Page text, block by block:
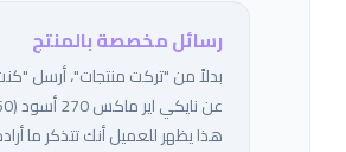
رسائل مخصصة بالمنتج
بدلاً من "تركت منتجات"، أرسل
هذا يظهر للعميل أنك تتذكر ما